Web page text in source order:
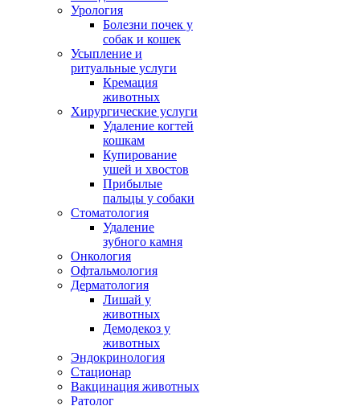
Урология
Болезни почек у
собак и кошек
Усыпление и
ритуальные услуги
Кремация
животных
Хирургические услуги
Удаление когтей
кошкам
Купирование
ушей и хвостов
Прибылые
пальцы у собаки
Стоматология
Удаление
зубного камня
Онкология
Офтальмология
Дерматология
Лишай у
животных
Демодекоз у
животных
Эндокринология
Стационар
Вакцинация животных
Ратолог